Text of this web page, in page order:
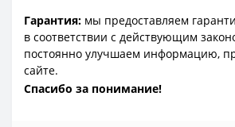
Гарантия: мы предоставляем
в соответствии с действующим
постоянно улучшаем информацию,
сайте.
Спасибо за понимание!